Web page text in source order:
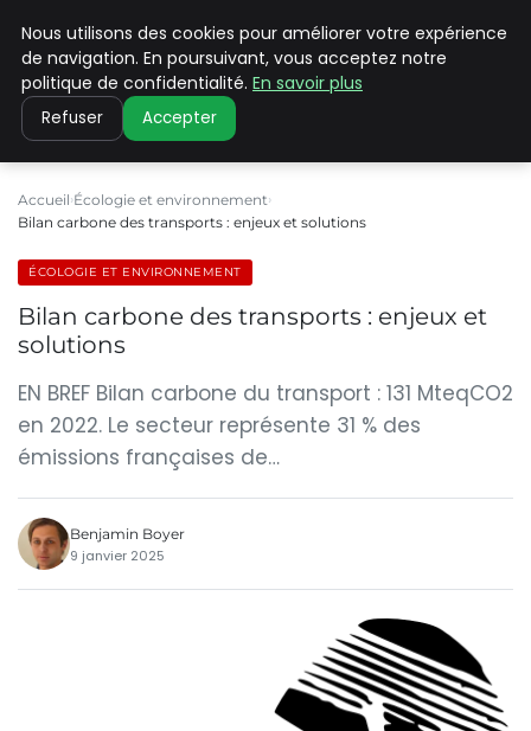
CLIMATE C ADVANCED
Accueil Écologie et environnement
Bilan carbone des transports : enjeux et solutions
ÉCOLOGIE ET ENVIRONNEMENT
Bilan carbone des transports : enjeux et
solutions
EN BREF Bilan carbone du transport : 131 MteqCO2
en 2022. Le secteur représente 31 % des
émissions françaises de…
Benjamin Boyer
9 janvier 2025
Nous utilisons des cookies pour améliorer votre expérience
de navigation. En poursuivant, vous acceptez notre
politique de confidentialité. En savoir plus
Refuser Accepter